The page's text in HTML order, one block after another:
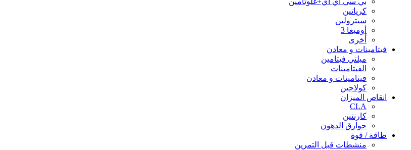
كرياتين
سيترولين
أوميغا 3
أخرى
فيتامينات و معادن
ميلتي فيتامين
الفيتامينات
فيتامينات و معادن
كولاجين
انقاص الميزان
CLA
كارنتين
حوارق الدهون
طاقة / قوة
منشطات قبل التمرين